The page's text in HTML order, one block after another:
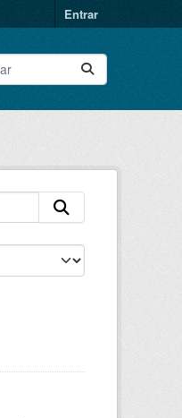
Entrar